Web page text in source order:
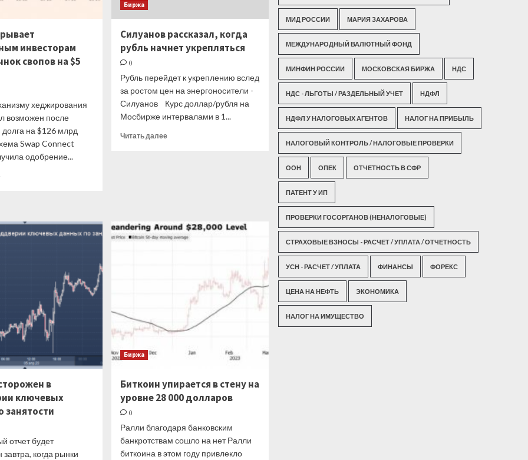
инвесторам
свопов на $5
хеджирования
возможен после
на $126 млрд
Swap Connect
одобрение...
Прочитать
иностранным
Биржа
Силуанов рассказал, когда
рубль начнет укрепляться
0
Рубль перейдет к укреплению вслед
за ростом цен на энергоносители -
Силуанов Курс доллар/рубля на
Мосбирже интервалами в 1...
Читать далееПрочитать
укрепляться
в
ключевых
занятости
отчет будет
завтра, когда рынки
Биржа
Биткоин упирается в стену на
уровне 28 000 долларов
0
Ралли благодаря банковским
банкротствам сошло на нет Ралли
биткоина в этом году привлекло
МИД РОССИИ МАРИЯ ЗАХАРОВА
МЕЖДУНАРОДНЫЙ ВАЛЮТНЫЙ ФОНД
МИНФИН РОССИИ МОСКОВСКАЯ БИРЖА НДС
НДС - ЛЬГОТЫ / РАЗДЕЛЬНЫЙ УЧЕТ НДФЛ
НДФЛ У НАЛОГОВЫХ АГЕНТОВ НАЛОГ НА ПРИБЫЛЬ
НАЛОГОВЫЙ КОНТРОЛЬ / НАЛОГОВЫЕ ПРОВЕРКИ
ООН ОПЕК ОТЧЕТНОСТЬ В СФР
ПАТЕНТ У ИП
ПРОВЕРКИ ГОСОРГАНОВ (НЕНАЛОГОВЫЕ)
СТРАХОВЫЕ ВЗНОСЫ - РАСЧЕТ / УПЛАТА / ОТЧЕТНОСТЬ
УСН - РАСЧЕТ / УПЛАТА ФИНАНСЫ ФОРЕКС
ЦЕНА НА НЕФТЬ ЭКОНОМИКА
НАЛОГ НА ИМУЩЕСТВО